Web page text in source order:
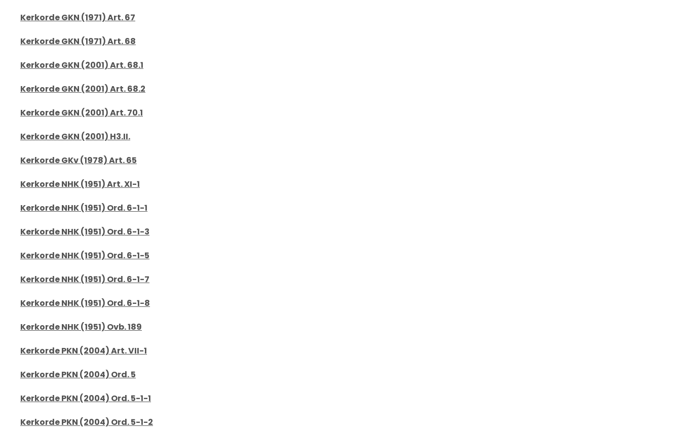
Kerkorde GKN (1971) Art. 67
Kerkorde GKN (1971) Art. 68
Kerkorde GKN (2001) Art. 68.1
Kerkorde GKN (2001) Art. 68.2
Kerkorde GKN (2001) Art. 70.1
Kerkorde GKN (2001) H3.II.
Kerkorde GKv (1978) Art. 65
Kerkorde NHK (1951) Art. XI-1
Kerkorde NHK (1951) Ord. 6-1-1
Kerkorde NHK (1951) Ord. 6-1-3
Kerkorde NHK (1951) Ord. 6-1-5
Kerkorde NHK (1951) Ord. 6-1-7
Kerkorde NHK (1951) Ord. 6-1-8
Kerkorde NHK (1951) Ovb. 189
Kerkorde PKN (2004) Art. VII-1
Kerkorde PKN (2004) Ord. 5
Kerkorde PKN (2004) Ord. 5-1-1
Kerkorde PKN (2004) Ord. 5-1-2